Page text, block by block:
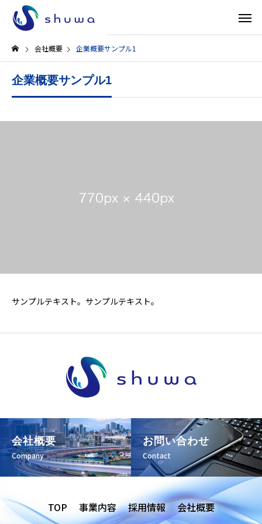
会社概要 企業概要サンプル1
企業概要サンプル1
サンプルテキスト。サンプルテキスト。
会社概要
Company
お問い合わせ
Contact
TOP 事業内容 採用情報 会社概要